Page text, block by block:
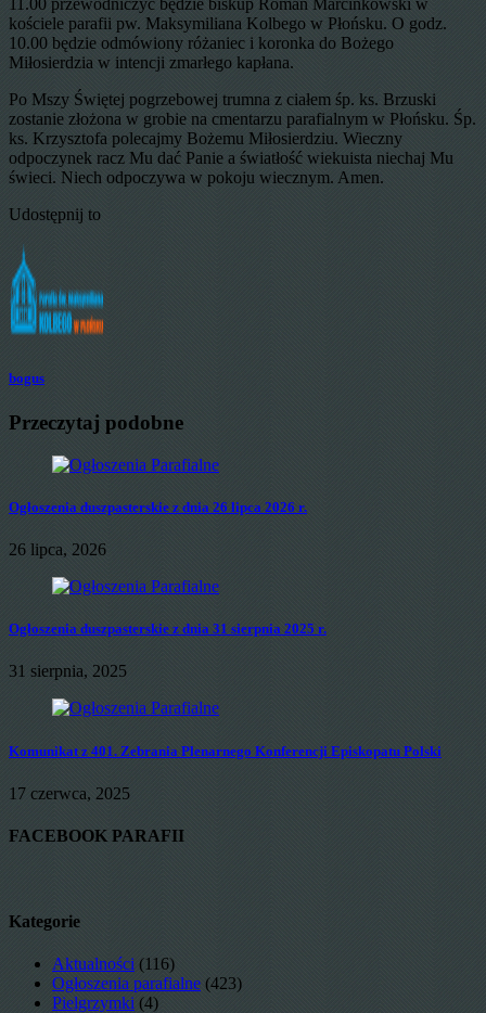
kościele parafii pw. Maksymiliana Kolbego w Płońsku. O godz.
10.00 będzie odmówiony różaniec i koronka do Bożego
Miłosierdzia w intencji zmarłego kapłana.
Po Mszy Świętej pogrzebowej trumna z ciałem śp. ks. Brzuski
zostanie złożona w grobie na cmentarzu parafialnym w Płońsku. Śp.
ks. Krzysztofa polecajmy Bożemu Miłosierdziu. Wieczny
odpoczynek racz Mu dać Panie a światłość wiekuista niechaj Mu
świeci. Niech odpoczywa w pokoju wiecznym. Amen.
Udostępnij to
bogus
Przeczytaj podobne
Ogłoszenia duszpasterskie z dnia 26 lipca 2026 r.
26 lipca, 2026
Ogłoszenia duszpasterskie z dnia 31 sierpnia 2025 r.
31 sierpnia, 2025
Komunikat z 401. Zebrania Plenarnego Konferencji Episkopatu Polski
17 czerwca, 2025
FACEBOOK PARAFII
Kategorie
Aktualności (116)
Ogłoszenia parafialne (423)
Pielgrzymki (4)